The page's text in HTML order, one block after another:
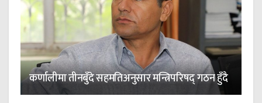
कर्णालीमा तीनबुँदे सहमतिअनुसार मन्त्रिपरिषद् गठन हुँदै